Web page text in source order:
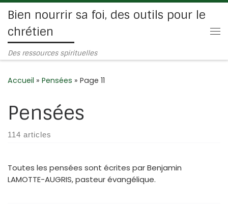
Passer au contenu
Bien nourrir sa foi, des outils pour le
chrétien
Des ressources spirituelles
Accueil » Pensées » Page 11
Pensées
114 articles
Toutes les pensées sont écrites par Benjamin
LAMOTTE-AUGRIS, pasteur évangélique.